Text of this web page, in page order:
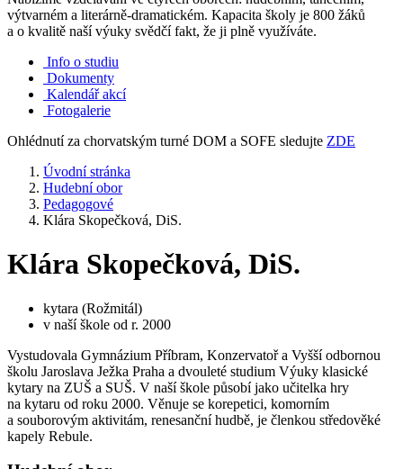
výtvarném a literárně-dramatickém. Kapacita školy je 800 žáků
a o kvalitě naší výuky svědčí fakt, že ji plně využíváte.
Info o studiu
Dokumenty
Kalendář akcí
Fotogalerie
Ohlédnutí za chorvatským turné DOM a SOFE sledujte ZDE
Úvodní stránka
Hudební obor
Pedagogové
Klára Skopečková, DiS.
Klára Skopečková, DiS.
kytara (Rožmitál)
v naší škole od r. 2000
Vystudovala Gymnázium Příbram, Konzervatoř a Vyšší odbornou
školu Jaroslava Ježka Praha a dvouleté studium Výuky klasické
kytary na ZUŠ a SUŠ. V naší škole působí jako učitelka hry
na kytaru od roku 2000. Věnuje se korepetici, komorním
a souborovým aktivitám, renesanční hudbě, je členkou středověké
kapely Rebule.